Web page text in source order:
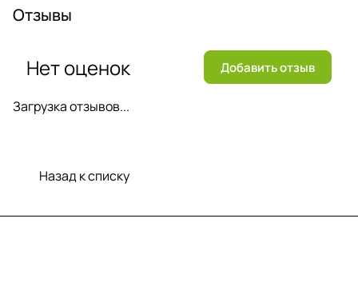
Отзывы
Загрузка отзывов...
Нет оценок Добавить отзыв
Назад к списку